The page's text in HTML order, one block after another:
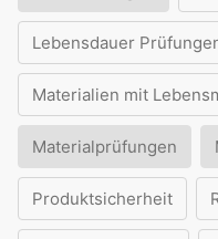
Lebensdauer
Materialien mit
Materialprüfungen
Produktsicherheit